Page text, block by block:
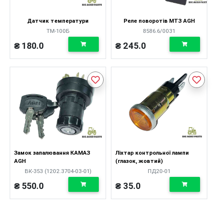
Датчик температури
ТМ-100Б
₴ 180.0
Реле поворотів МТЗ AGH
8586.6/0031
₴ 245.0
Замок запалювання КАМАЗ
AGH
ВК-353 (1202.3704-03-01)
₴ 550.0
Ліхтар контрольної лампи
(глазок, жовтий)
ПД20-01
₴ 35.0